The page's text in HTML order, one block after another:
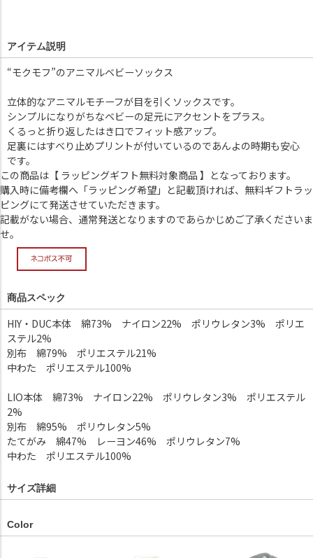
アイテム説明
“モクモフ”のアニマルベビーソックス
立体的なアニマルモチーフが目を引くソックスです。
シンプルになりがちなベビーの足元にアクセントをプラス。
くるっと折り返したはき口でフィット感アップ。
足裏にはすべり止めプリントが付いているのであんよの時期も安心
です。
この商品は【 ラッピングギフト無料対象商品 】となっております。
購入時に備考欄へ「ラッピング希望」と記載頂ければ、無料ギフトラッ
ピングにて発送させていただきます。
記載がない場合、通常発送となりますのであらかじめご了承くださいま
せ。
商品スペック
HIY・DUC本体 綿73% ナイロン22% ポリウレタン3% ポリエ
ステル2%
別布 綿79% ポリエステル21%
中わた ポリエステル100%
LIO本体 綿73% ナイロン22% ポリウレタン3% ポリエステル
2%
別布 綿95% ポリウレタン5%
たてがみ 綿47% レーヨン46% ポリウレタン7%
中わた ポリエステル100%
サイズ詳細
Color